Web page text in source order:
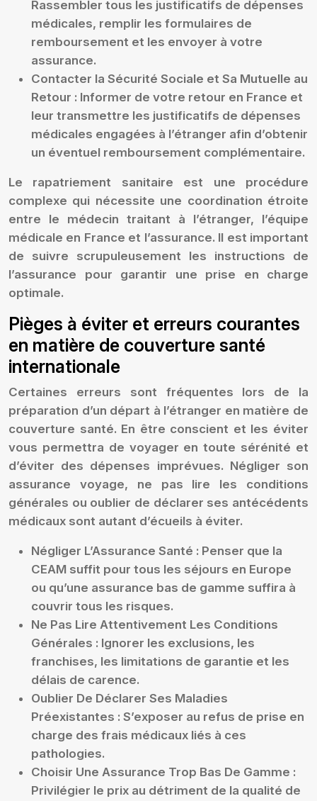
Rassembler tous les justificatifs de dépenses
médicales, remplir les formulaires de
remboursement et les envoyer à votre
assurance.
Contacter la Sécurité Sociale et Sa Mutuelle au
Retour : Informer de votre retour en France et
leur transmettre les justificatifs de dépenses
médicales engagées à l’étranger afin d’obtenir
un éventuel remboursement complémentaire.
Le rapatriement sanitaire est une procédure
complexe qui nécessite une coordination étroite
entre le médecin traitant à l’étranger, l’équipe
médicale en France et l’assurance. Il est important
de suivre scrupuleusement les instructions de
l’assurance pour garantir une prise en charge
optimale.
Pièges à éviter et erreurs courantes
en matière de couverture santé
internationale
Certaines erreurs sont fréquentes lors de la
préparation d’un départ à l’étranger en matière de
couverture santé. En être conscient et les éviter
vous permettra de voyager en toute sérénité et
d’éviter des dépenses imprévues. Négliger son
assurance voyage, ne pas lire les conditions
générales ou oublier de déclarer ses antécédents
médicaux sont autant d’écueils à éviter.
Négliger L’Assurance Santé : Penser que la
CEAM suffit pour tous les séjours en Europe
ou qu’une assurance bas de gamme suffira à
couvrir tous les risques.
Ne Pas Lire Attentivement Les Conditions
Générales : Ignorer les exclusions, les
franchises, les limitations de garantie et les
délais de carence.
Oublier De Déclarer Ses Maladies
Préexistantes : S’exposer au refus de prise en
charge des frais médicaux liés à ces
pathologies.
Choisir Une Assurance Trop Bas De Gamme :
Privilégier le prix au détriment de la qualité de